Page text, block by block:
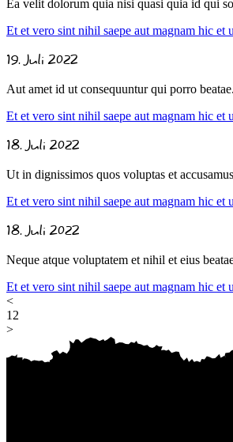
Ea velit dolorum quia nisi quasi quia id qui
Et et vero sint nihil saepe aut magnam hic et
19. Juli 2022
Aut amet id ut consequuntur qui porro beatae.
Et et vero sint nihil saepe aut magnam hic et
18. Juli 2022
Ut in dignissimos quos voluptas et
Et et vero sint nihil saepe aut magnam hic et
18. Juli 2022
Neque atque voluptatem et nihil et eius
Et et vero sint nihil saepe aut magnam hic et
<
1 2
>